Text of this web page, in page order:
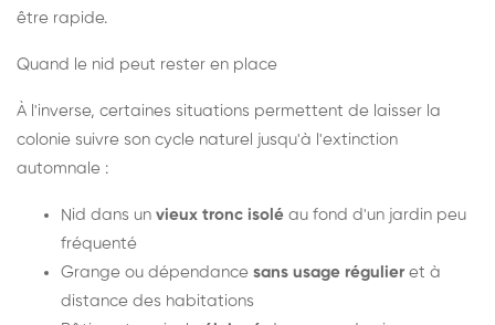
être rapide.
Quand le nid peut rester en place
À l'inverse, certaines situations permettent de laisser la
colonie suivre son cycle naturel jusqu'à l'extinction
automnale :
Nid dans un vieux tronc isolé au fond d'un jardin peu
fréquenté
Grange ou dépendance sans usage régulier et à
distance des habitations